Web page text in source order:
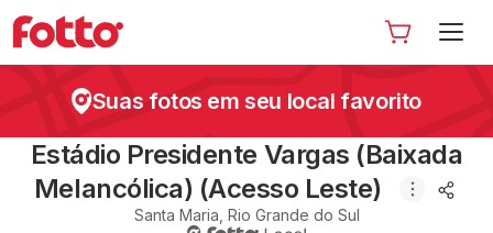
Suas fotos em seu local favorito
Estádio Presidente Vargas (Baixada
Melancólica) (Acesso Leste)
Santa Maria Rio Grande do Sul